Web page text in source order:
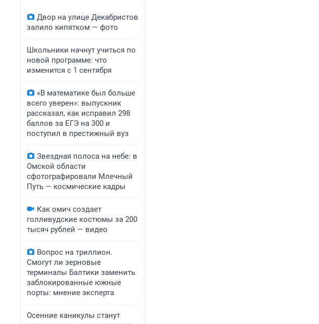
Двор на улице Декабристов
залило кипятком — фото
Школьники начнут учиться по
новой программе: что
изменится с 1 сентября
«В математике был больше
всего уверен»: выпускник
рассказал, как исправил 298
баллов за ЕГЭ на 300 и
поступил в престижный вуз
Звездная полоса на небе: в
Омской области
сфотографировали Млечный
Путь — космические кадры
Как омич создает
голливудские костюмы за 200
тысяч рублей — видео
Вопрос на триллион.
Смогут ли зерновые
терминалы Балтики заменить
заблокированные южные
порты: мнение эксперта
Осенние каникулы станут